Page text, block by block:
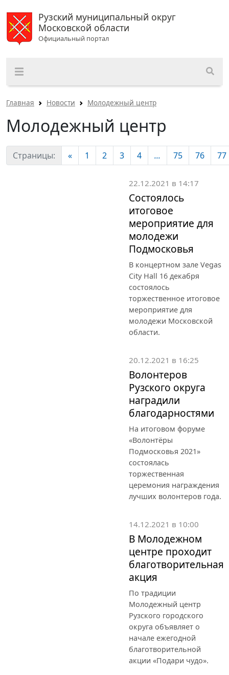
Рузский муниципальный округ
Московской области
Официальный портал
Главная Новости Молодежный центр
Молодежный центр
Страницы: « 1 2 3 4 ... 75 76 77
22.12.2021 в 14:17
Состоялось
итоговое
мероприятие для
молодежи
Подмосковья
В концертном зале Vegas
City Hall 16 декабря
состоялось
торжественное итоговое
мероприятие для
молодежи Московской
области.
20.12.2021 в 16:25
Волонтеров
Рузского округа
наградили
благодарностями
На итоговом форуме
«Волонтёры
Подмосковья 2021»
состоялась
торжественная
церемония награждения
лучших волонтеров года.
14.12.2021 в 10:00
В Молодежном
центре проходит
благотворительная
акция
По традиции
Молодежный центр
Рузского городского
округа объявляет о
начале ежегодной
благотворительной
акции «Подари чудо».